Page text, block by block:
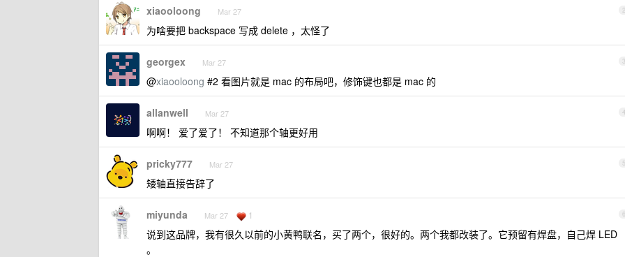
2
xiaooloong Mar 27
为啥要把 backspace 写成 delete ，太怪了
3
georgex Mar 27
@xiaooloong #2 看图片就是 mac 的布局吧，修饰键也都是 mac 的
4
allanwell Mar 27
啊啊！ 爱了爱了！ 不知道那个轴更好用
5
pricky777 Mar 27
矮轴直接告辞了
6
miyunda Mar 27 1
说到这品牌，我有很久以前的小黄鸭联名，买了两个，很好的。两个我都改装了。它预留有焊盘，自己焊 LED
。